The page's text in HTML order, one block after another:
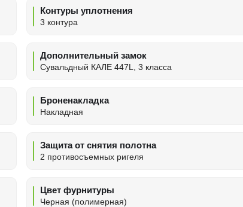
Контуры уплотнения
3 контура
Дополнительный замок
Сувальдный КАЛЕ 447L, 3 класса
Броненакладка
Накладная
Защита от снятия полотна
2 противосъемных ригеля
Цвет фурнитуры
Черная (полимерная)